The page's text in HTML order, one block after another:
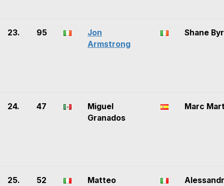
23. 95
Jon
Armstrong
Shane
24. 47
Miguel
Granados
Marc
25. 52
Matteo